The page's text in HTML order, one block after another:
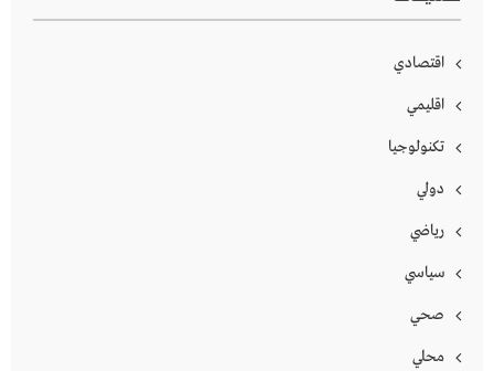
اقتصادي
اقليمي
تكنولوجيا
دولي
رياضي
سياسي
صحي
محلي